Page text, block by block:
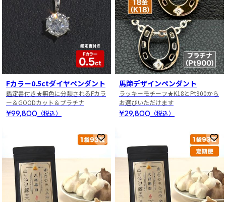
Fカラー0.5ctダイヤペンダント
鑑定書付き★無色に分類されるFカラ
ー＆GOODカット＆プラチナ
¥99,800 （税込）
馬蹄デザインペンダント
ラッキーモチーフ★K18とPt900から
お選びいただけます
¥29,800 （税込）
お気に入りに登録 お